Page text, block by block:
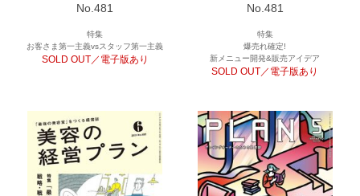
No.481
特集
お客さま第一主義vsスタッフ第一主義
SOLD OUT／電子版あり
No.481
特集
爆売れ確定!
新メニュー開発&販売アイデア
SOLD OUT／電子版あり